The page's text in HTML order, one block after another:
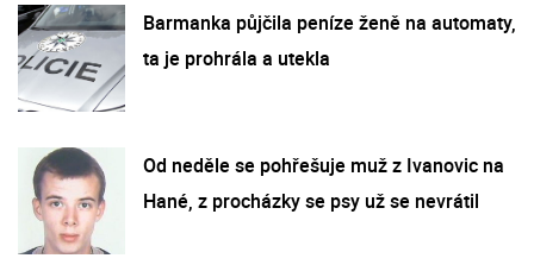
Barmanka půjčila peníze ženě na automaty,
ta je prohrála a utekla
Od neděle se pohřešuje muž z Ivanovic na
Hané, z procházky se psy už se nevrátil